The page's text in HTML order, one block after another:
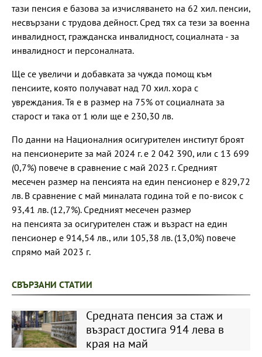
тази пенсия е базова за изчисляването на 62 хил. пенсии,
несвързани с трудова дейност. Сред тях са тези за военна
инвалидност, гражданска инвалидност, социалната - за
инвалидност и персоналната.
Ще се увеличи и добавката за чужда помощ към
пенсиите, която получават над 70 хил. хора с
увреждания. Тя е в размер на 75% от социалната за
старост и така от 1 юли ще е 230,30 лв.
По данни на Националния осигурителен институт броят
на пенсионерите за май 2024 г. е 2 042 390, или с 13 699
(0,7%) повече в сравнение с май 2023 г. Средният
месечен размер на пенсията на един пенсионер е 829,72
лв. В сравнение с май миналата година той е по-висок с
93,41 лв. (12,7%). Средният месечен размер
на пенсията за осигурителен стаж и възраст на един
пенсионер е 914,54 лв., или 105,38 лв. (13,0%) повече
спрямо май 2023 г.
СВЪРЗАНИ СТАТИИ
Средната пенсия за стаж и
възраст достига 914 лева в
края на май